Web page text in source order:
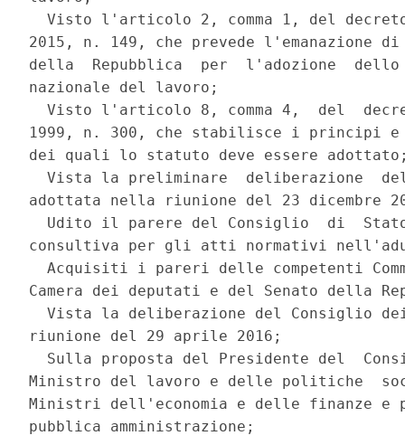
Visto l'articolo 2, comma 1, del
2015, n. 149, che prevede l'emanazione
della  Repubblica  per  l'adozione
nazionale del lavoro;
Visto l'articolo 8, comma 4,  del
1999, n. 300, che stabilisce i
dei quali lo statuto deve essere
Vista la preliminare  deliberazione
adottata nella riunione del 23 dicembre
Udito il parere del Consiglio  di
consultiva per gli atti normativi
Acquisiti i pareri delle competenti
Camera dei deputati e del Senato della
Vista la deliberazione del Consiglio
riunione del 29 aprile 2016;
Sulla proposta del Presidente del
Ministro del lavoro e delle politiche
Ministri dell'economia e delle finanze e
pubblica amministrazione;